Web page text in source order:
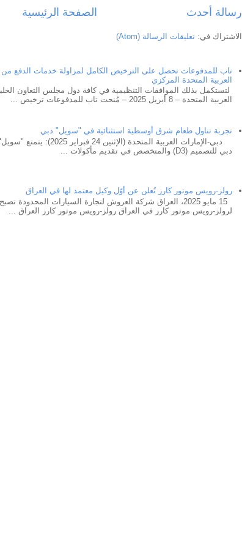
رسالة أحدث الصفحة الرئيسية
الاشتراك في: تعليقات الرسالة (Atom)
تاب للمدفوعات تحصل على الترخيص الكامل لمزاولة خدمات الدفع
العربية المتحدة المركزي
لتستكمل بذلك الموافقات التنظيمية في كافة دول مجلس التعاون
العربية المتحدة – 8 أبريل 2025 – مُنحت تاب للمدفوعات ترخيص ...
تجربة تناول طعام شرق أوسطية استثنائية في "سويل" دبي
دبي-الإمارات العربية المتحدة
دبي للتصميم (D3) والمتخصص في تقديم مأكولات ...
رولز-رويس موتور كارز تُعلن عن أوّل وكيل معتمد لها في العراق
15 مايو 2025، العراق شركة العروش لتجارة السيارات المحدودة
لرولز-رويس موتور كارز في العراق رولز-رويس موتور كارز العراق ...